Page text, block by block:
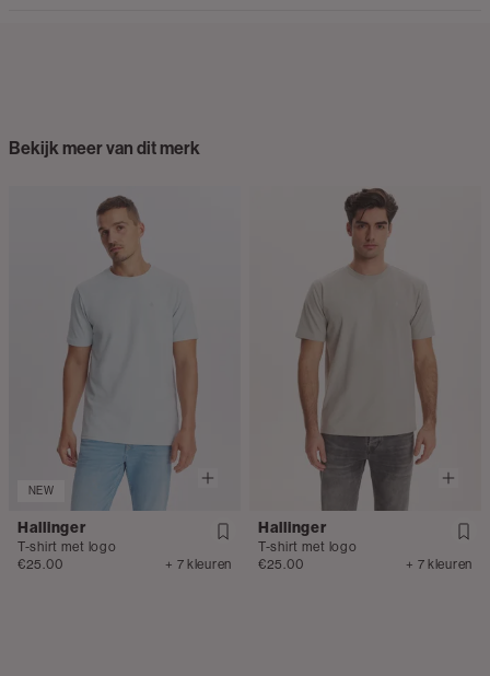
Bekijk meer van dit merk
NEW
Hallinger
T-shirt met logo
€25.00
+ 7 kleuren
Hallinger
T-shirt met logo
€25.00
+ 7 kleuren